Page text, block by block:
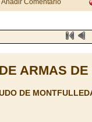
Añadir Comentario
ARMAS
DE